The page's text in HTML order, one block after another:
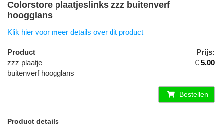
Colorstore plaatjeslinks zzz buitenverf
hoogglans
Klik hier voor meer details over dit product
Product
Prijs:
zzz plaatje
buitenverf hoogglans
€ 5.00
Bestellen
Product details